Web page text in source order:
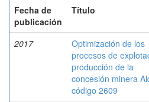
Fecha de
publicación
Título
2017
Optimización de los
procesos de
producción de la
concesión minera
código 2609